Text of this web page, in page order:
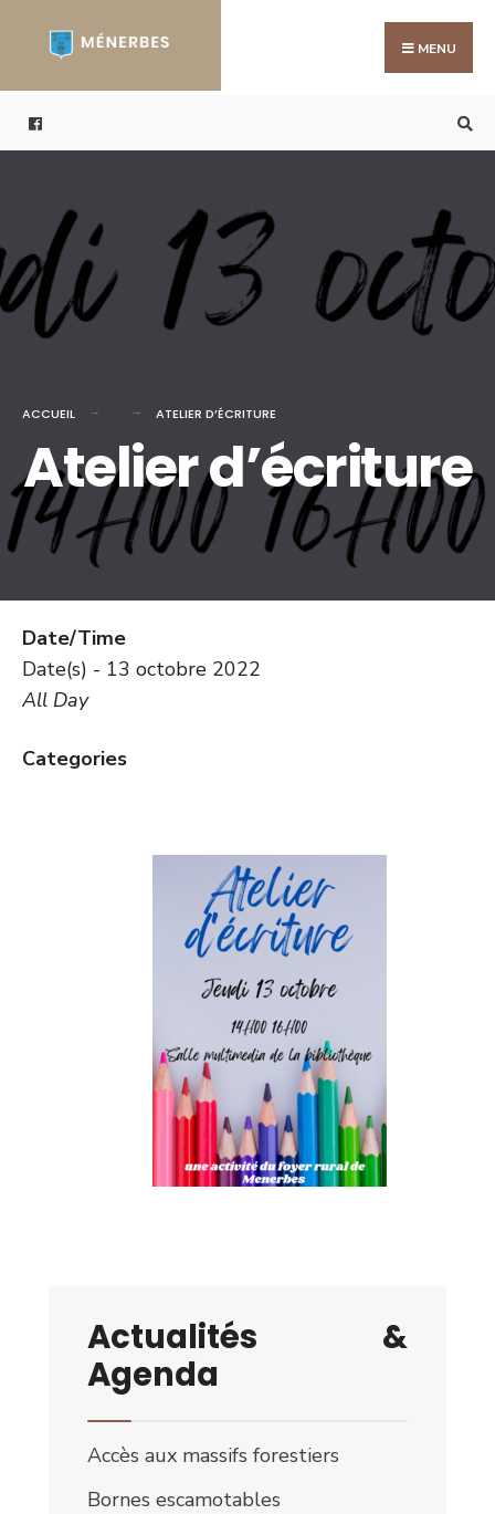
MENU
ACCUEIL ATELIER D’ÉCRITURE
Atelier d’écriture
Date/Time
Date(s) - 13 octobre 2022
All Day
Categories
Actualités &
Agenda
Accès aux massifs forestiers
Bornes escamotables
for: